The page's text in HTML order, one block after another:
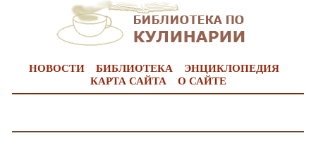
НОВОСТИ БИБЛИОТЕКА
ЭНЦИКЛОПЕДИЯ
КАРТА САЙТА
О САЙТЕ